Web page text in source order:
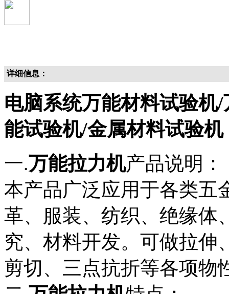
详细信息：
电脑系统万能材料试验机
能试验机/金属材料试验机
一.万能拉力机产品说明：
本产品广泛应用于各类五
革、服装、纺织、绝缘体
究、材料开发。可做拉伸
剪切、三点抗折等各项物